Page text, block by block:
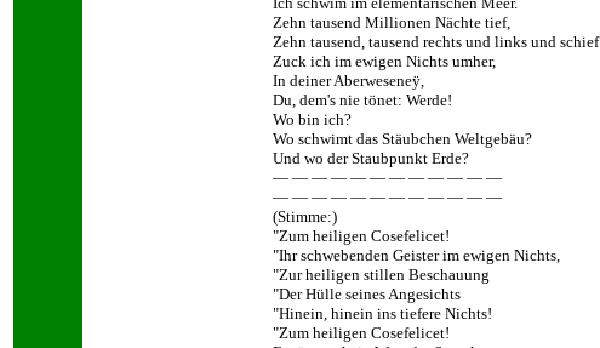
Zehn tausend Millionen Nächte tief,
Zehn tausend, tausend rechts und links und schief
Zuck ich im ewigen Nichts umher,
In deiner Aberweseneÿ,
Du, dem's nie tönet: Werde!
Wo bin ich?
Wo schwimt das Stäubchen Weltgebäu?
Und wo der Staubpunkt Erde?
— — — — — — — — — — — —
— — — — — — — — — — — —
(Stimme:)
"Zum heiligen Cosefelicet!
"Ihr schwebenden Geister im ewigen Nichts,
"Zur heiligen stillen Beschauung
"Der Hülle seines Angesichts
"Hinein, hinein ins tiefere Nichts!
"Zum heiligen Cosefelicet!